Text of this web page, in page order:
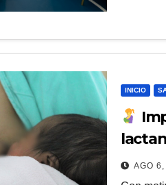
INICIO
en la
AGO